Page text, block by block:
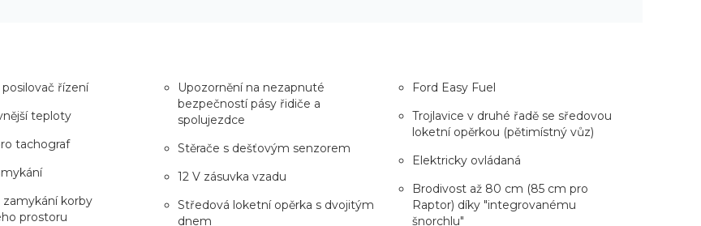
řízení
teploty
tachograf
zamykání korby
prostoru
Upozornění na nezapnuté
bezpečností pásy řidiče a
spolujezdce
Stěrače s dešťovým senzorem
12 V zásuvka vzadu
Středová loketní opěrka s dvojitým
dnem
Ford Easy Fuel
Trojlavice v druhé řadě se sředovou
loketní opěrkou (pětimístný vůz)
Elektricky ovládaná
Brodivost až 80 cm (85 cm pro
Raptor) díky "integrovanému
šnorchlu"